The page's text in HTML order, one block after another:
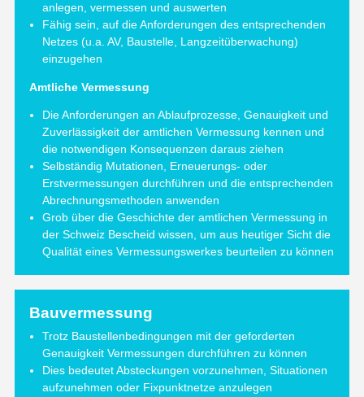
anlegen, vermessen und auswerten
Fähig sein, auf die Anforderungen des entsprechenden
Netzes (u.a. AV, Baustelle, Langzeitüberwachung)
einzugehen
Amtliche Vermessung
Die Anforderungen an Ablaufprozesse, Genauigkeit und
Zuverlässigkeit der amtlichen Vermessung kennen und
die notwendigen Konsequenzen daraus ziehen
Selbständig Mutationen, Erneuerungs- oder
Erstvermessungen durchführen und die entsprechenden
Abrechnungsmethoden anwenden
Grob über die Geschichte der amtlichen Vermessung in
der Schweiz Bescheid wissen, um aus heutiger Sicht die
Qualität eines Vermessungswerkes beurteilen zu können
Bauvermessung
Trotz Baustellenbedingungen mit der geforderten
Genauigkeit Vermessungen durchführen zu können
Dies bedeutet Absteckungen vorzunehmen, Situationen
aufzunehmen oder Fixpunktnetze anzulegen